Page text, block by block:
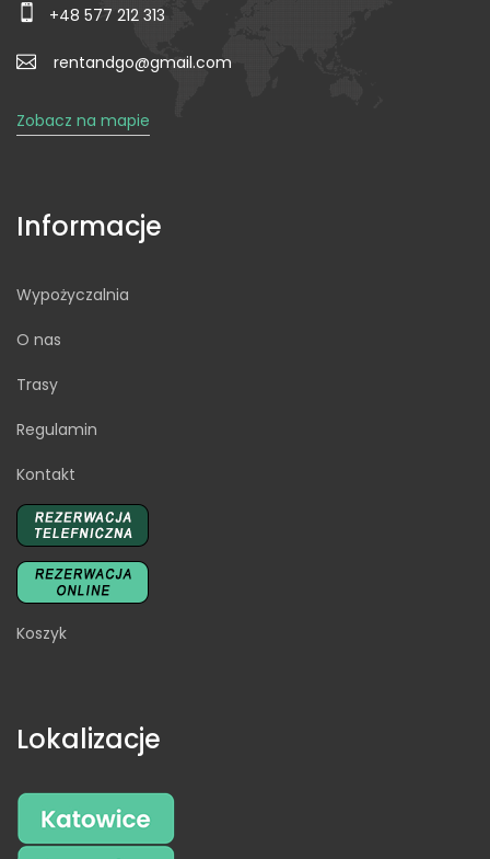
+48 577 212 313
rentandgo@gmail.com
Zobacz na mapie
Informacje
Wypożyczalnia
O nas
Trasy
Regulamin
Kontakt
Koszyk
Lokalizacje